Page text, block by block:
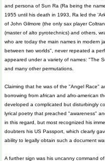
and persona of Sun Ra (Ra being the
1955 until his death in 1993, Ra led the
of John Gilmore (the only sax player
(master of alto pyrotechnics) and others,
who are today the main names in modern
between two worlds", never repeated a
appeared under a variety of names: "The
and many other permutations.
Claiming that he was of the "Angel Race"
borrowing from african and afro-american
developed a complicated but disturbingly
lyrical poetry that preached "awareness"
in this regard, but most recognized his
doubters his US Passport, which clearly
ability to legally obtain such a document
A further sign was his uncanny command